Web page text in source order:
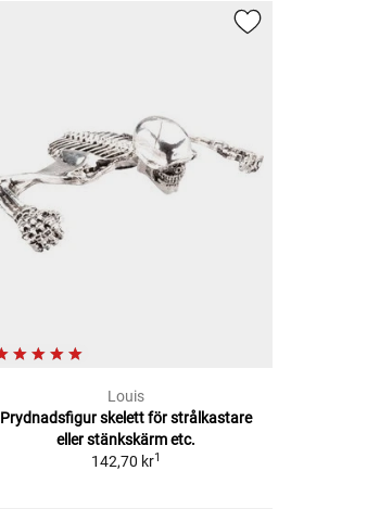
Louis
Prydnadsfigur skelett för strålkastare
eller stänkskärm etc.
142,70 kr1